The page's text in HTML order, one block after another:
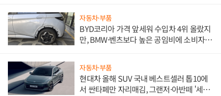
자동차·부품
BYD코리아 가격 앞세워 수입차 4위 올랐지
만, BMW·벤츠보다 높은 공임비에 소비자
자동차·부품
현대차 올해 SUV 국내 베스트셀러 톱10에
서 싼타페만 자리매김, 그랜저·아반떼 '세단